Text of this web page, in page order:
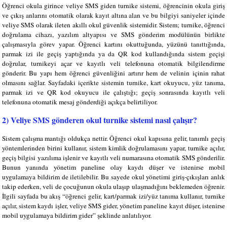
Öğrenci okula girince veliye SMS giden turnike sistemi, öğrencinin okula giriş
ve çıkış anlarını otomatik olarak kayıt altına alan ve bu bilgiyi saniyeler içinde
veliye SMS olarak ileten akıllı okul güvenlik sistemidir. Sistem; turnike, öğrenci
doğrulama cihazı, yazılım altyapısı ve SMS gönderim modülünün birlikte
çalışmasıyla görev yapar. Öğrenci kartını okuttuğunda, yüzünü tanıttığında,
parmak izi ile geçiş yaptığında ya da QR kod kullandığında sistem geçişi
doğrular, turnikeyi açar ve kayıtlı veli telefonuna otomatik bilgilendirme
gönderir. Bu yapı hem öğrenci güvenliğini artırır hem de velinin içinin rahat
olmasını sağlar. Sayfadaki içerikte sistemin turnike, kart okuyucu, yüz tanıma,
parmak izi ve QR kod okuyucu ile çalıştığı; geçiş sonrasında kayıtlı veli
telefonuna otomatik mesaj gönderdiği açıkça belirtiliyor.
2) Veliye SMS gönderen okul turnike sistemi nasıl çalışır?
Sistem çalışma mantığı oldukça nettir. Öğrenci okul kapısına gelir, tanımlı geçiş
yöntemlerinden birini kullanır, sistem kimlik doğrulamasını yapar, turnike açılır,
geçiş bilgisi yazılıma işlenir ve kayıtlı veli numarasına otomatik SMS gönderilir.
Bunun yanında yönetim paneline olay kaydı düşer ve istenirse mobil
uygulamaya bildirim de iletilebilir. Bu sayede okul yönetimi giriş-çıkışları anlık
takip ederken, veli de çocuğunun okula ulaşıp ulaşmadığını beklemeden öğrenir.
İlgili sayfada bu akış “öğrenci gelir, kart/parmak izi/yüz tanıma kullanır, turnike
açılır, sistem kaydı işler, veliye SMS gider, yönetim paneline kayıt düşer, istenirse
mobil uygulamaya bildirim gider” şeklinde anlatılıyor.